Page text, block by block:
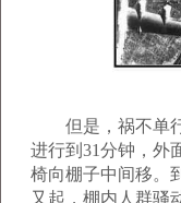
但是，祸不单行
进行到31分钟，外
椅向棚子中间移。
又起，棚内人群骚